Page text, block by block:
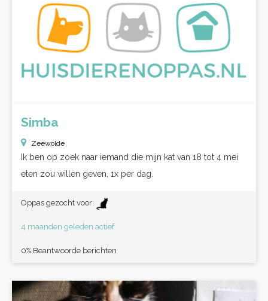
Simba
Zeewolde
Ik ben op zoek naar iemand die mijn kat van 18 tot 4 mei
eten zou willen geven, 1x per dag.
Oppas gezocht voor:
4 maanden geleden actief
0% Beantwoorde berichten